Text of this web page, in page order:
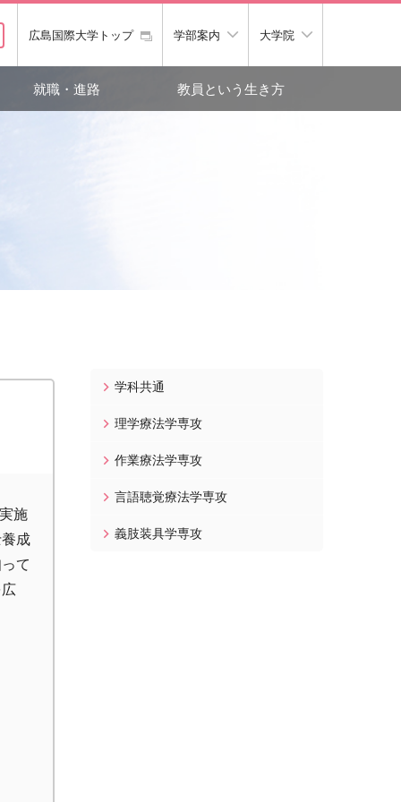
大学院
学部案内
広島国際大学トップ
就職・進路 教員という生き方
施
成
て
学科共通
理学療法学専攻
作業療法学専攻
言語聴覚療法学専攻
義肢装具学専攻